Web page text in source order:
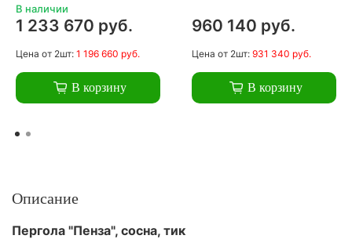
В наличии
1 233 670 руб.
Цена от 2шт: 1 196 660 руб.
В корзину
960 140 руб.
Цена от 2шт: 931 340 руб.
В корзину
Описание
Пергола "Пенза", сосна, тик